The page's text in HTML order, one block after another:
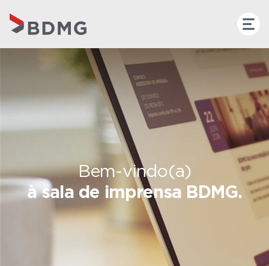
Bem-vindo(a)
à sala de imprensa BDMG.